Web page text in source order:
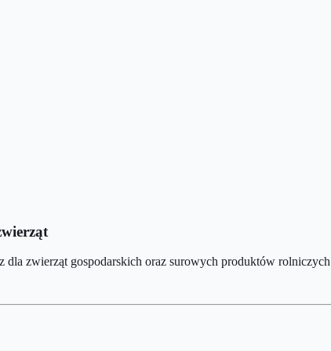
dla zwierząt gospodarskich oraz surowych produktów